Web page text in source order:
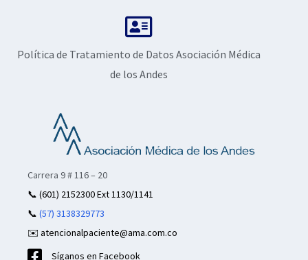
Política de Tratamiento de Datos Asociación Médica
de los Andes
Carrera 9 # 116 – 20
📞 (601) 2152300 Ext 1130/1141
📞 (57) 3138329773
✉️ atencionalpaciente@ama.com.co
Síganos en Facebook